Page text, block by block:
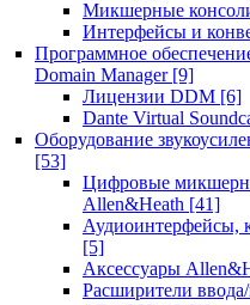
Микшерные
Интерфейсы и
Программное
Domain Manager [9]
Лицензии DDM [6]
Dante Virtual
Оборудование
[53]
Цифровые
Allen&Heath [41]
Аудиоинтерфейсы,
[5]
Аксессуары
Расширители